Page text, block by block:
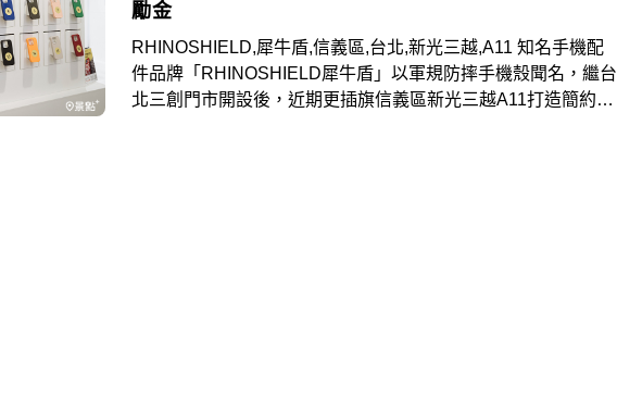
勵金
RHINOSHIELD,犀牛盾,信義區,台北,新光三越,A11 知名手機配
件品牌「RHINOSHIELD犀牛盾」以軍規防摔手機殼聞名，繼台
北三創門市開設後，近期更插旗信義區新光三越A11打造簡約時